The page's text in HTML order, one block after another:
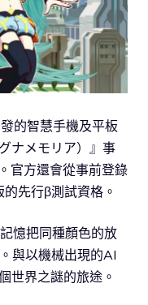
的智慧手機及平板
ナメモリア）』事
官方還會從事前登錄
先行β測試資格。
憶把同種顏色的放
與以機械出現的AI
世界之謎的旅途。